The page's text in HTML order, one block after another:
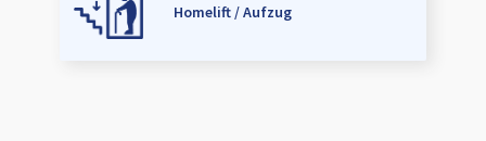
Homelift / Aufzug